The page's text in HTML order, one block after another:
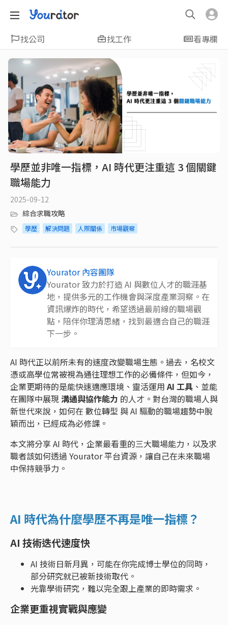
找公司 找工作 看專欄
學歷並非唯一指標，AI 時代更注重這 3 個關鍵
職場能力
2025-09-12
綜合求職攻略
學歷 解決問題 人際關係 市場觀察
Yourator 內容團隊
Yourator 致力於打造 AI 與數位人才的職涯基
地，提供多元的工作機會與深度產業洞察。在
資訊爆炸的時代，希望透過最前線的職場觀
點，陪伴你理清思緒，找到最適合自己的職涯
下一步。
AI 時代正以前所未有的速度改變職場生態。過去，名校文
憑或高學位常被視為通往理想工作的必備條件，但如今，
企業更期待的是能快速適應環境、靈活運用AI 工具 、並能
在團隊中展現 溝通與協作能力 的人才。對台灣的職場人與
新世代來說，如何在 數位轉型 與 AI 驅動的職場趨勢中脫
穎而出，已經成為必修課。
本文將分享 AI 時代，企業最看重的三大職場能力，以及求
職者該如何透過 Yourator 平台資源，讓自己在未來職場
中保持競爭力。
AI 時代為什麼學歷不再是唯一指標？
AI 技術迭代速度快
AI 技術日新月異，可能在你完成博士學位的同時，
部分研究就已被新技術取代。
光靠學術研究，難以完全跟上產業的即時需求。
企業更重視實戰與應變